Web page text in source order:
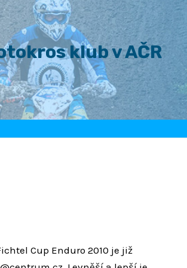
klub v AČR
Cup Enduro 2010 je již